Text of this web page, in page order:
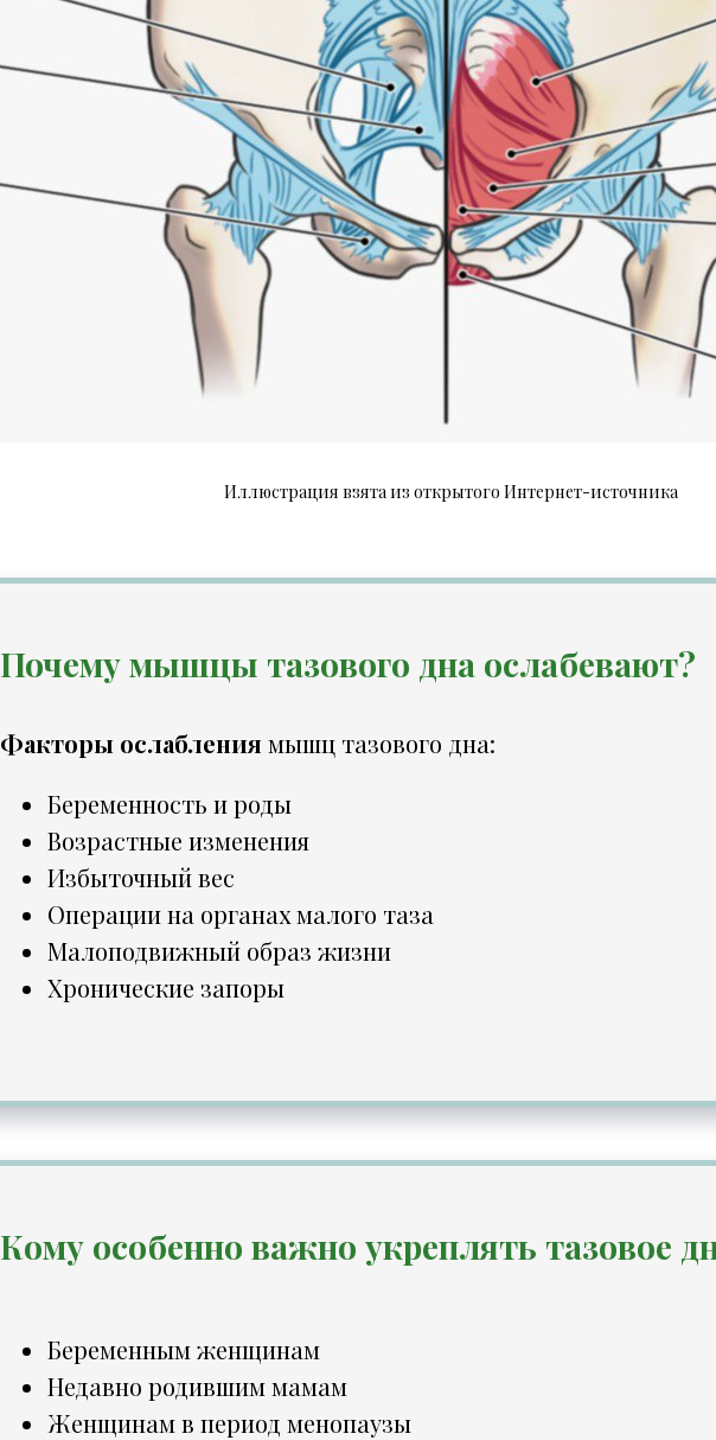
Иллюстрация взята из открытого Интернет-источника
Почему мышцы тазового дна ослабевают?
Факторы ослабления мышц тазового дна:
Беременность и роды
Возрастные изменения
Избыточный вес
Операции на органах малого таза
Малоподвижный образ жизни
Хронические запоры
Кому особенно важно укреплять тазовое
Беременным женщинам
Недавно родившим мамам
Женщинам в период менопаузы